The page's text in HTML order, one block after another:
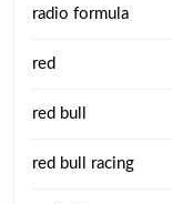
radio formula
red
red bull
red bull racing